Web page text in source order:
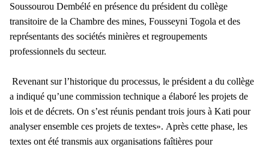
Soussourou Dembélé en présence du président du collège
transitoire de la Chambre des mines, Fousseyni Togola et des
représentants des sociétés minières et regroupements
professionnels du secteur.
Revenant sur l’historique du processus, le président a du collège
a indiqué qu’une commission technique a élaboré les projets de
lois et de décrets. On s’est réunis pendant trois jours à Kati pour
analyser ensemble ces projets de textes». Après cette phase, les
textes ont été transmis aux organisations faîtières pour